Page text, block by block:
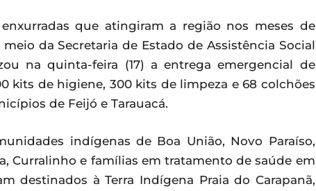
que atingiram a região nos meses de
da Secretaria de Estado de Assistência Social
na quinta-feira (17) a entrega emergencial de
kits de higiene, 300 kits de limpeza e 68 colchões
de Feijó e Tarauacá.
indígenas de Boa União, Novo Paraíso,
Curralinho e famílias em tratamento de saúde em
destinados à Terra Indígena Praia do Carapanã,